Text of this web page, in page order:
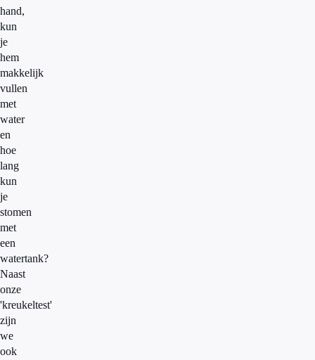
hand,
kun
je
hem
makkelijk
vullen
met
water
en
hoe
lang
kun
je
stomen
met
een
watertank?
Naast
onze
'kreukeltest'
zijn
we
ook